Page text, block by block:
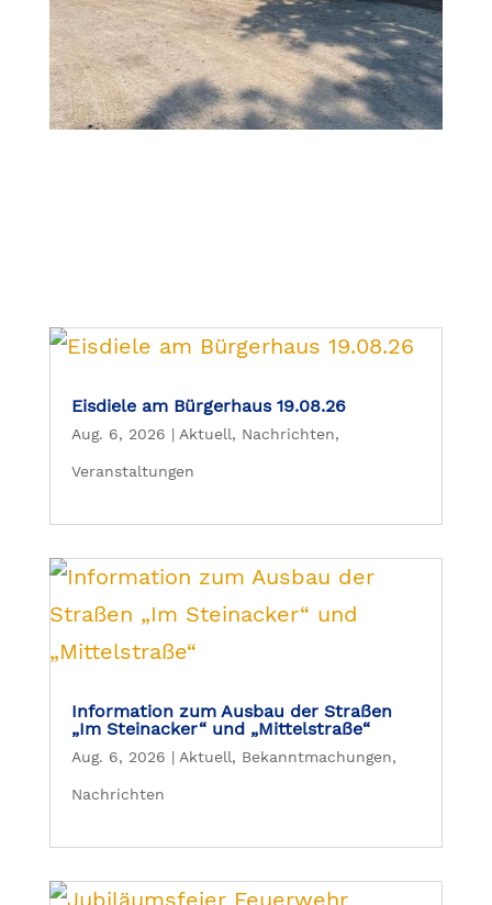
Eisdiele am Bürgerhaus 19.08.26
Aug. 6, 2026 | Aktuell, Nachrichten,
Veranstaltungen
Information zum Ausbau der Straßen
„Im Steinacker“ und „Mittelstraße“
Aug. 6, 2026 | Aktuell, Bekanntmachungen,
Nachrichten